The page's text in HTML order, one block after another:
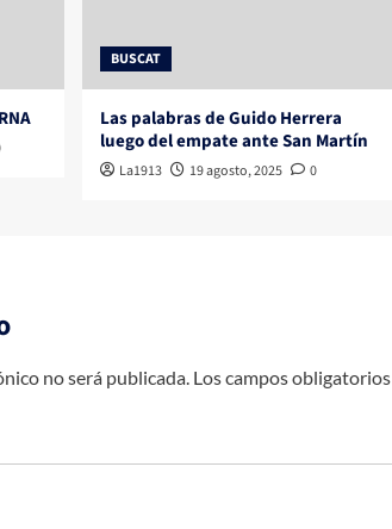
BUSCAT
Las palabras de Guido Herrera
luego del empate ante San Martín
La1913 19 agosto, 2025 0
no será publicada. Los campos